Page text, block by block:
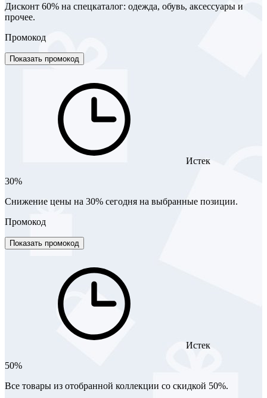
Дисконт 60% на спецкаталог: одежда, обувь, аксессуары и
прочее.
Промокод
Показать промокод
Истек
30%
Снижение цены на 30% сегодня на выбранные позиции.
Промокод
Показать промокод
Истек
50%
Все товары из отобранной коллекции со скидкой 50%.